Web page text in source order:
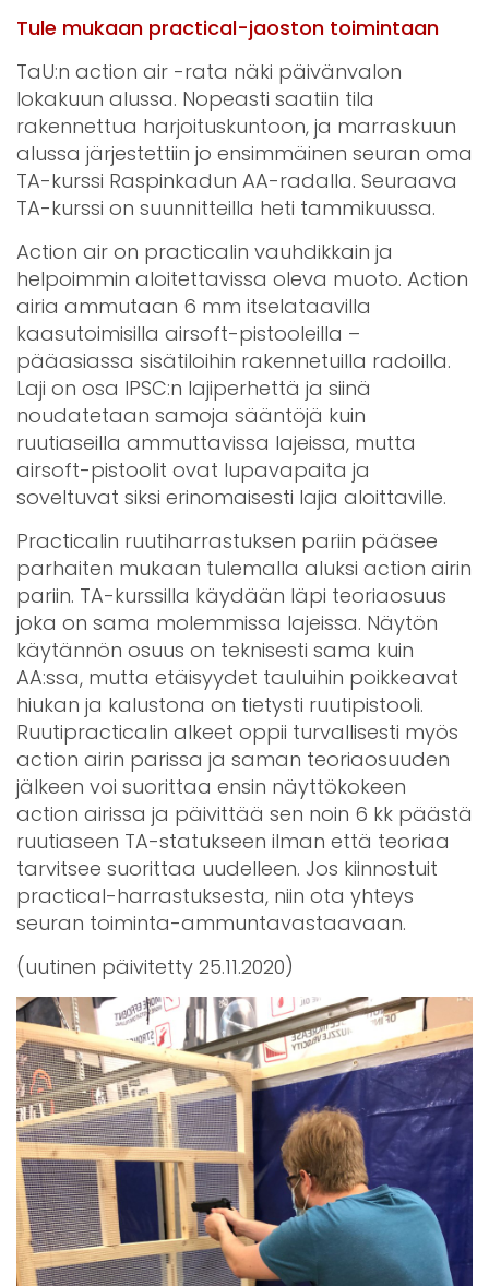
Tule mukaan practical-jaoston toimintaan
TaU:n action air -rata näki päivänvalon
lokakuun alussa. Nopeasti saatiin tila
rakennettua harjoituskuntoon, ja marraskuun
alussa järjestettiin jo ensimmäinen seuran oma
TA-kurssi Raspinkadun AA-radalla. Seuraava
TA-kurssi on suunnitteilla heti tammikuussa.
Action air on practicalin vauhdikkain ja
helpoimmin aloitettavissa oleva muoto. Action
airia ammutaan 6 mm itselataavilla
kaasutoimisilla airsoft-pistooleilla –
pääasiassa sisätiloihin rakennetuilla radoilla.
Laji on osa IPSC:n lajiperhettä ja siinä
noudatetaan samoja sääntöjä kuin
ruutiaseilla ammuttavissa lajeissa, mutta
airsoft-pistoolit ovat lupavapaita ja
soveltuvat siksi erinomaisesti lajia aloittaville.
Practicalin ruutiharrastuksen pariin pääsee
parhaiten mukaan tulemalla aluksi action airin
pariin. TA-kurssilla käydään läpi teoriaosuus
joka on sama molemmissa lajeissa. Näytön
käytännön osuus on teknisesti sama kuin
AA:ssa, mutta etäisyydet tauluihin poikkeavat
hiukan ja kalustona on tietysti ruutipistooli.
Ruutipracticalin alkeet oppii turvallisesti myös
action airin parissa ja saman teoriaosuuden
jälkeen voi suorittaa ensin näyttökokeen
action airissa ja päivittää sen noin 6 kk päästä
ruutiaseen TA-statukseen ilman että teoriaa
tarvitsee suorittaa uudelleen. Jos kiinnostuit
practical-harrastuksesta, niin ota yhteys
seuran toiminta-ammuntavastaavaan.
(uutinen päivitetty 25.11.2020)